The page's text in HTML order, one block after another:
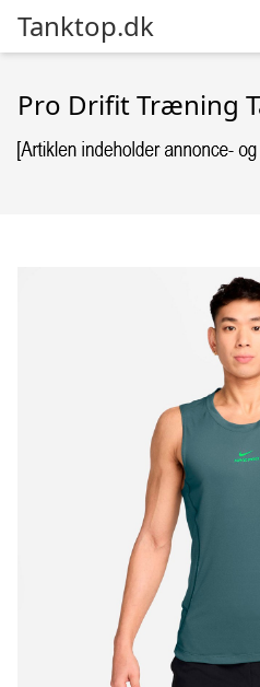
Tanktop.dk
Pro Drifit Træning